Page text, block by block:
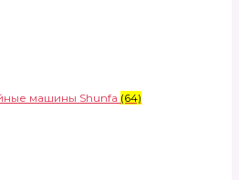
машины Shunfa (64)